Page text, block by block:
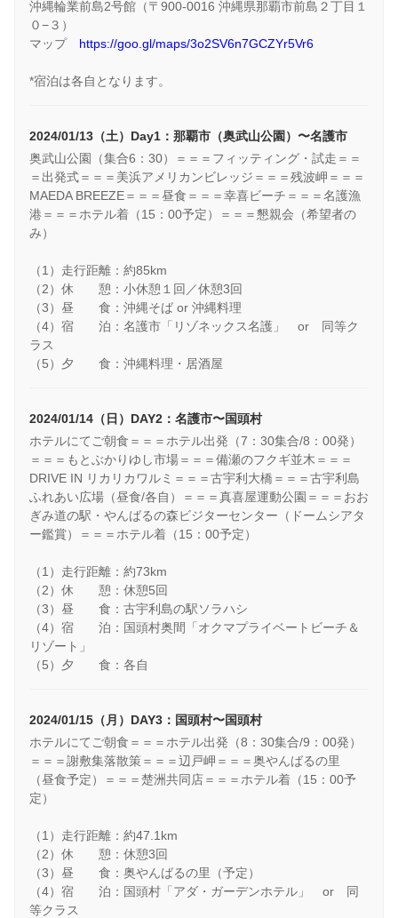
沖縄輪業前島2号館（〒900-0016 沖縄県那覇市前島２丁目１
０−３）
マップ https://goo.gl/maps/3o2SV6n7GCZYr5Vr6
*宿泊は各自となります。
2024/01/13（土）Day1：那覇市（奥武山公園）〜名護市
奥武山公園（集合6：30）＝＝＝フィッティング・試走＝＝
＝出発式＝＝＝美浜アメリカンビレッジ＝＝＝残波岬＝＝＝
MAEDA BREEZE＝＝＝昼食＝＝＝幸喜ビーチ＝＝＝名護漁
港＝＝＝ホテル着（15：00予定）＝＝＝懇親会（希望者の
み）
（1）走行距離：約85km
（2）休 憩：小休憩１回／休憩3回
（3）昼 食：沖縄そば or 沖縄料理
（4）宿 泊：名護市「リゾネックス名護」 or 同等ク
ラス
（5）夕 食：沖縄料理・居酒屋
2024/01/14（日）DAY2：名護市〜国頭村
ホテルにてご朝食＝＝＝ホテル出発（7：30集合/8：00発）
＝＝＝もとぶかりゆし市場＝＝＝備瀬のフクギ並木＝＝＝
DRIVE IN リカリカワルミ＝＝＝古宇利大橋＝＝＝古宇利島
ふれあい広場（昼食/各自）＝＝＝真喜屋運動公園＝＝＝おお
ぎみ道の駅・やんばるの森ビジターセンター（ドームシアタ
ー鑑賞）＝＝＝ホテル着（15：00予定）
（1）走行距離：約73km
（2）休 憩：休憩5回
（3）昼 食：古宇利島の駅ソラハシ
（4）宿 泊：国頭村奥間「オクマプライベートビーチ＆
リゾート」
（5）夕 食：各自
2024/01/15（月）DAY3：国頭村〜国頭村
ホテルにてご朝食＝＝＝ホテル出発（8：30集合/9：00発）
＝＝＝謝敷集落散策＝＝＝辺戸岬＝＝＝奥やんばるの里
（昼食予定）＝＝＝楚洲共同店＝＝＝ホテル着（15：00予
定）
（1）走行距離：約47.1km
（2）休 憩：休憩3回
（3）昼 食：奥やんばるの里（予定）
（4）宿 泊：国頭村「アダ・ガーデンホテル」 or 同
等クラス